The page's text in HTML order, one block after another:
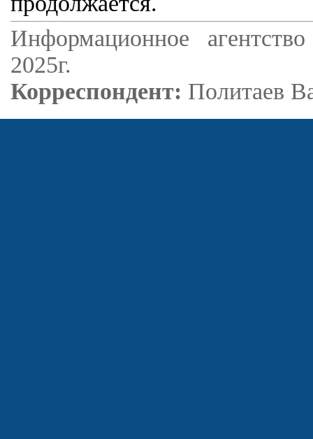
Информационное
2025г.
Корреспондент: Политаев